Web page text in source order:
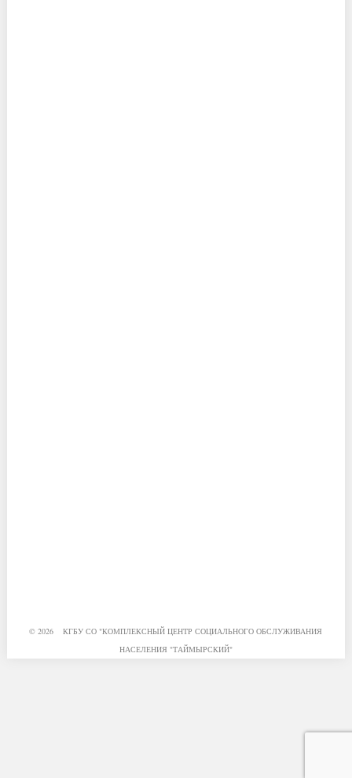
© 2026 КГБУ СО "КОМПЛЕКСНЫЙ ЦЕНТР СОЦИАЛЬНОГО ОБСЛУЖИВАНИЯ
НАСЕЛЕНИЯ "ТАЙМЫРСКИЙ"